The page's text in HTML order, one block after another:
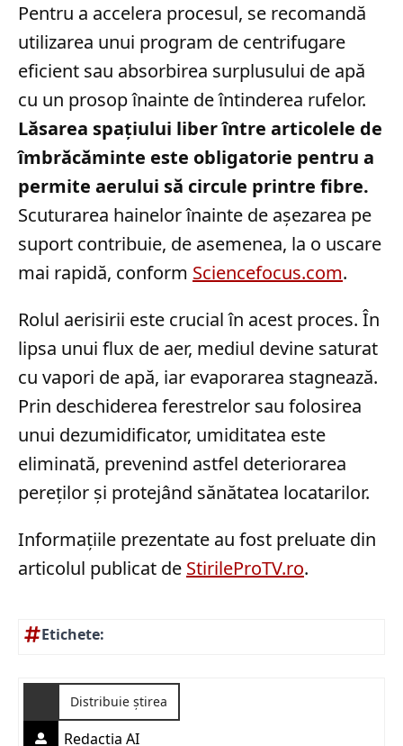
Pentru a accelera procesul, se recomandă
utilizarea unui program de centrifugare
eficient sau absorbirea surplusului de apă
cu un prosop înainte de întinderea rufelor.
Lăsarea spațiului liber între articolele de
îmbrăcăminte este obligatorie pentru a
permite aerului să circule printre fibre.
Scuturarea hainelor înainte de așezarea pe
suport contribuie, de asemenea, la o uscare
mai rapidă, conform Sciencefocus.com.
Rolul aerisirii este crucial în acest proces. În
lipsa unui flux de aer, mediul devine saturat
cu vapori de apă, iar evaporarea stagnează.
Prin deschiderea ferestrelor sau folosirea
unui dezumidificator, umiditatea este
eliminată, prevenind astfel deteriorarea
pereților și protejând sănătatea locatarilor.
Informațiile prezentate au fost preluate din
articolul publicat de StirileProTV.ro.
Etichete:
Distribuie știrea
Redactia AI